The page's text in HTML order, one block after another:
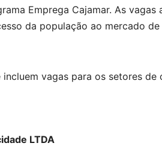
Emprega Cajamar. As vagas
da população ao mercado
vagas para os setores
LTDA